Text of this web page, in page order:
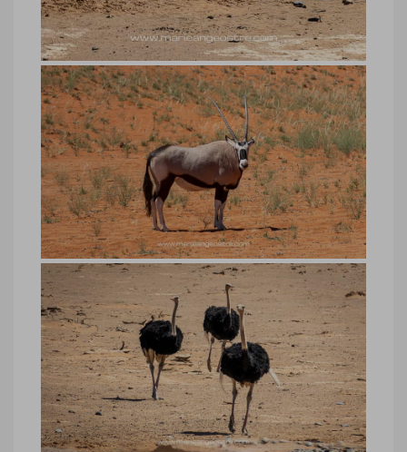
Namibie, autruches devant le
Wolwedans Desert Lodge
Namibie, oryx devant le Wolwedans
Desert Lodge
Namibie, oryx devant le Wolwedans
Desert Lodge © Marie-Ange Ostré